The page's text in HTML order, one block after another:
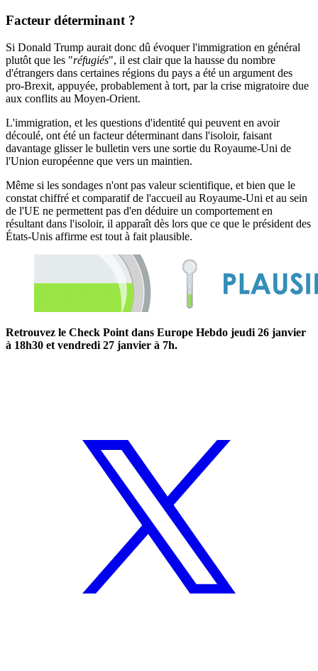
Facteur déterminant ?
Si Donald Trump aurait donc dû évoquer l'immigration en général
plutôt que les "réfugiés", il est clair que la hausse du nombre
d'étrangers dans certaines régions du pays a été un argument des
pro-Brexit, appuyée, probablement à tort, par la crise migratoire due
aux conflits au Moyen-Orient.
L'immigration, et les questions d'identité qui peuvent en avoir
découlé, ont été un facteur déterminant dans l'isoloir, faisant
davantage glisser le bulletin vers une sortie du Royaume-Uni de
l'Union européenne que vers un maintien.
Même si les sondages n'ont pas valeur scientifique, et bien que le
constat chiffré et comparatif de l'accueil au Royaume-Uni et au sein
de l'UE ne permettent pas d'en déduire un comportement en
résultant dans l'isoloir, il apparaît dès lors que ce que le président des
États-Unis affirme est tout à fait plausible.
Retrouvez le Check Point dans Europe Hebdo jeudi 26 janvier
à 18h30 et vendredi 27 janvier à 7h.